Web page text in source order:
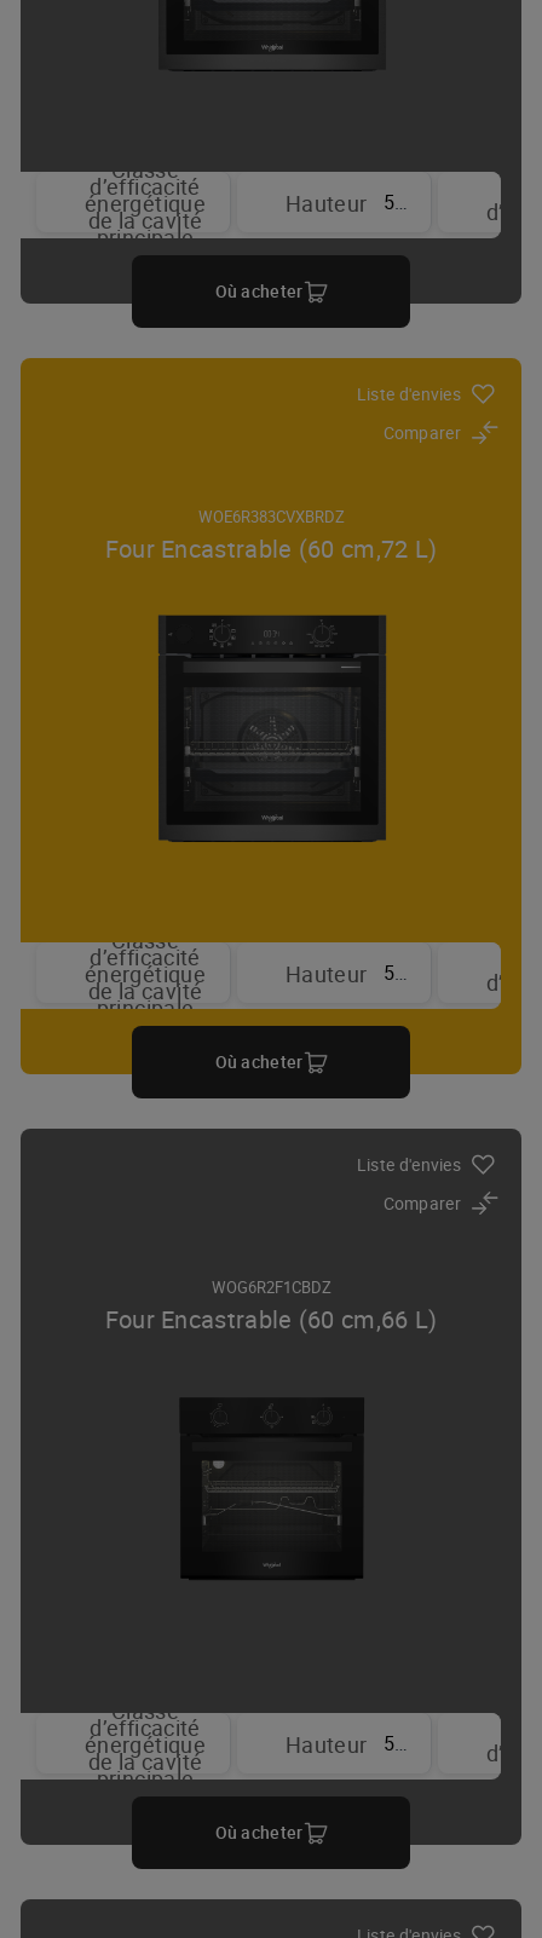
Classe
d’efficacité
énergétique
de la cavité
principale
Hauteur 59.5 cm
Où acheter
Liste d'envies
Comparer
WOE6R383CVXBRDZ
Four Encastrable (60 cm,72 L)
Classe
d’efficacité
énergétique
de la cavité
principale
Hauteur 59.5 cm
Où acheter
Liste d'envies
Comparer
WOG6R2F1CBDZ
Four Encastrable (60 cm,66 L)
Classe
d’efficacité
énergétique
de la cavité
principale
Hauteur 59.5 cm
Où acheter